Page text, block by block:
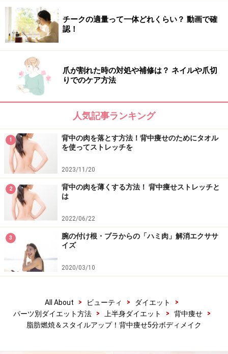
チークの適量って一体どれくらい？ 動画で確
認！
爪が割れた時の対処や補修は？ ネイルや爪切
りでのケア方法
人気記事ランキング
1
背中の肉を落とす方法！背中痩せのためにタオル
を使ってストレッチを
2023/11/20
2
背中の肉を薄くする方法！ 背中痩せストレッチと
は
2022/06/22
3
腕の付け根・ブラからの「ハミ肉」解消エクササ
イズ
2020/03/10
All About > ビューティ > ダイエット
>
パーツ別ダイエット方法
> 上半身ダイエット > 背中痩せ
>
脂肪燃焼＆スタイルアップ！背中痩せ5分ボディメイク